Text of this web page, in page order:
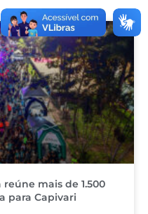
mais de 1.500
para Capivari